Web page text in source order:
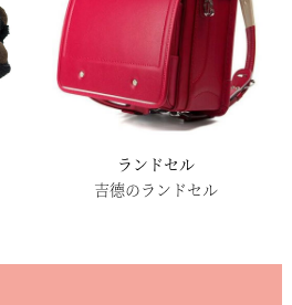
ランドセル
吉德のランドセル